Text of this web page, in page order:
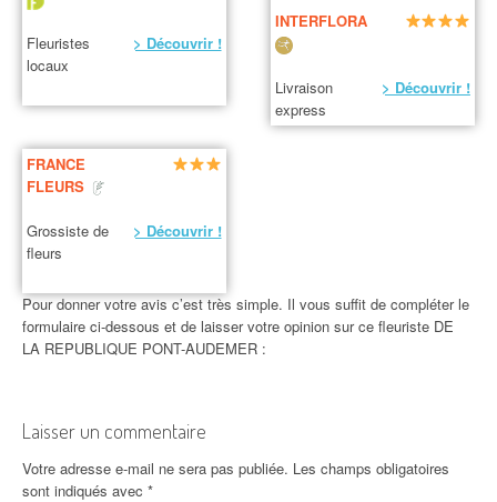
Fleuristes
locaux
> Découvrir !
INTERFLORA
Livraison
express
> Découvrir !
FRANCE
FLEURS
Grossiste de
fleurs
> Découvrir !
Pour donner votre avis c’est très simple. Il vous suffit de compléter le
formulaire ci-dessous et de laisser votre opinion sur ce fleuriste DE
LA REPUBLIQUE PONT-AUDEMER :
Laisser un commentaire
Votre adresse e-mail ne sera pas publiée. Les champs obligatoires
sont indiqués avec *